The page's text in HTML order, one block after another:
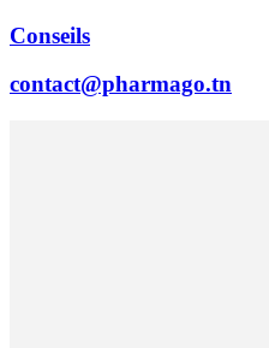
Conseils
contact@pharmago.tn